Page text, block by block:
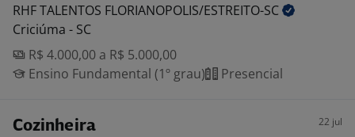
RHF TALENTOS FLORIANOPOLIS/ESTREITO-SC
Criciúma - SC
R$ 4.000,00 a R$ 5.000,00
Ensino Fundamental (1º grau)
Presencial
Cozinheira 22 jul